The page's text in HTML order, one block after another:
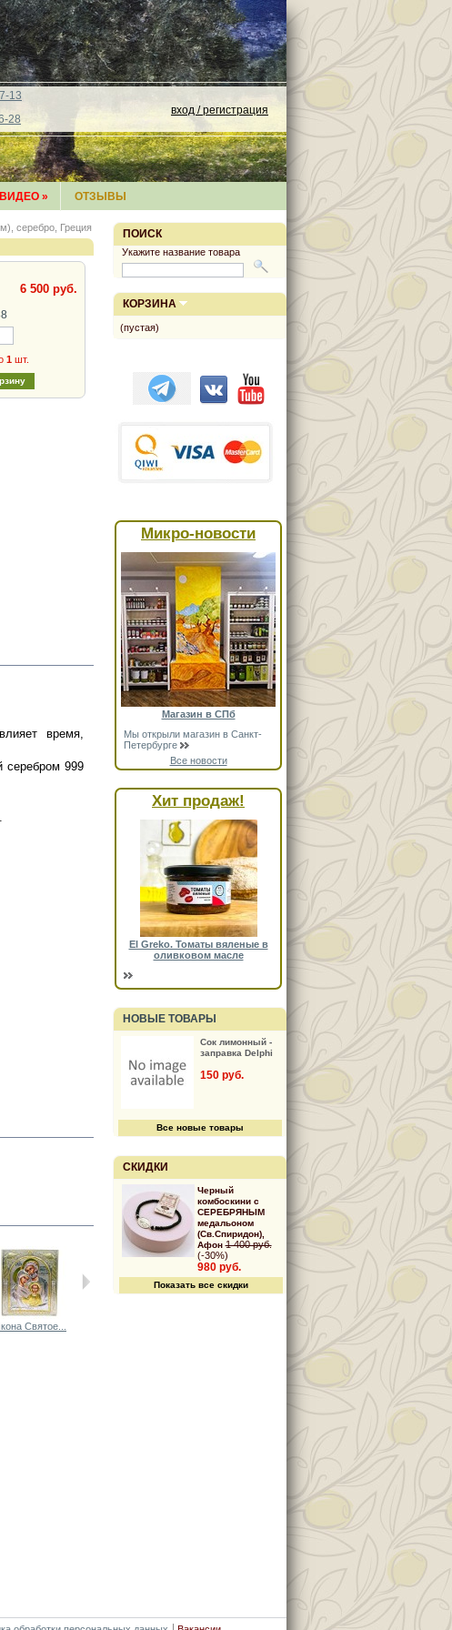
13
28
вход / регистрация
ВИДЕО » ОТЗЫВЫ
серебро, Греция
6 500 руб.
1 шт.
время,
серебром 999
Святое... Триптих в... Икона в авто...
ПОИСК
Укажите название товара
КОРЗИНА
(пустая)
Микро-новости
Магазин в СПб
Мы открыли магазин в Санкт-
Петербурге
Все новости
Хит продаж!
El Greko. Томаты вяленые в
оливковом масле
НОВЫЕ ТОВАРЫ
Сок лимонный -
заправка Delphi
150 руб.
Все новые товары
СКИДКИ
Черный
комбоскини с
СЕРЕБРЯНЫМ
медальоном
(Св.Спиридон),
Афон 1 400 руб.
(-30%)
980 руб.
Показать все скидки